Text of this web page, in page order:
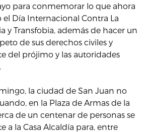
para conmemorar lo que ahora
Día Internacional Contra La
y Transfobia, además de hacer un
de sus derechos civiles y
del prójimo y las autoridades
la ciudad de San Juan no
en la Plaza de Armas de la
de un centenar de personas se
a la Casa Alcaldía para, entre